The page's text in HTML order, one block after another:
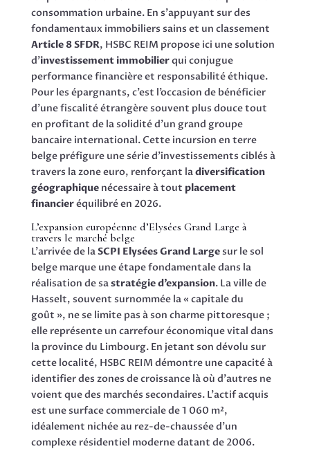
consommation urbaine. En s’appuyant sur des
fondamentaux immobiliers sains et un classement
Article 8 SFDR, HSBC REIM propose ici une solution
d’investissement immobilierqui conjugue
performance financière et responsabilité éthique.
Pour les épargnants, c’est l’occasion de bénéficier
d’une fiscalité étrangère souvent plus douce tout
en profitant de la solidité d’un grand groupe
bancaire international. Cette incursion en terre
belge préfigure une série d’investissements ciblés à
travers la zone euro, renforçant ladiversification
géographiquenécessaire à tout placement
financieréquilibré en 2026.
L’expansion européenne d’Elysées Grand Large à
travers le marché belge
L’arrivée de laSCPI Elysées Grand Largesur le sol
belge marque une étape fondamentale dans la
réalisation de sastratégie d’expansion. La ville de
Hasselt, souvent surnommée la « capitale du
goût », ne se limite pas à son charme pittoresque ;
elle représente un carrefour économique vital dans
la province du Limbourg. En jetant son dévolu sur
cette localité, HSBC REIM démontre une capacité à
identifier des zones de croissance là où d’autres ne
voient que des marchés secondaires. L’actif acquis
est une surface commerciale de 1 060 m²,
idéalement nichée au rez-de-chaussée d’un
complexe résidentiel moderne datant de 2006.